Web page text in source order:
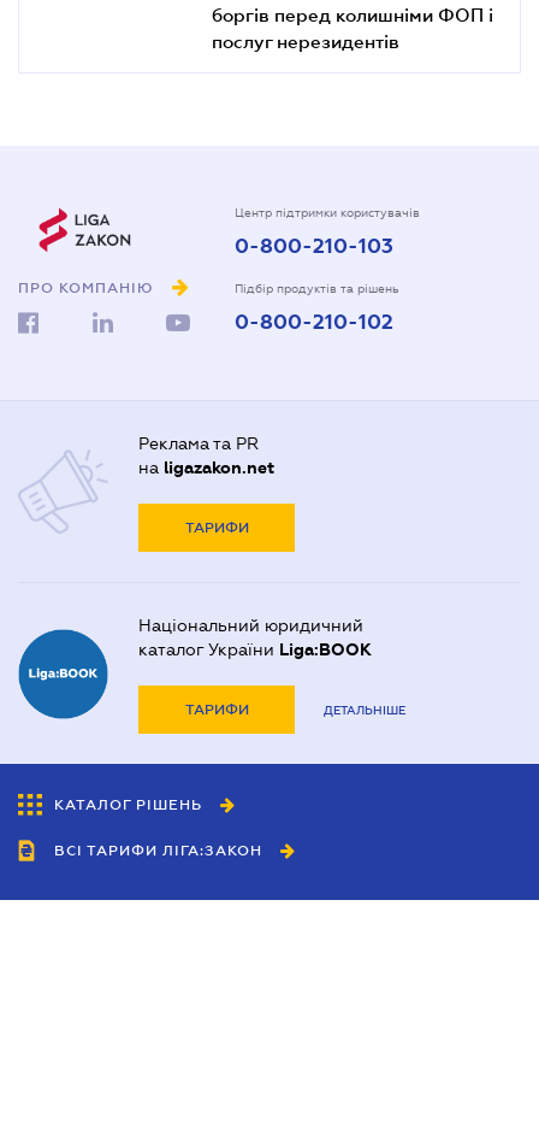
боргів перед колишніми ФОП і
послуг нерезидентів
ПРО КОМПАНІЮ
Центр підтримки користувачів
0-800-210-103
Підбір продуктів та рішень
0-800-210-102
Реклама та PR
на ligazakon.net
ТАРИФИ
Національний юридичний
каталог України Liga:BOOK
ТАРИФИ ДЕТАЛЬНІШЕ
КАТАЛОГ РІШЕНЬ
ВСІ ТАРИФИ ЛІГА:ЗАКОН